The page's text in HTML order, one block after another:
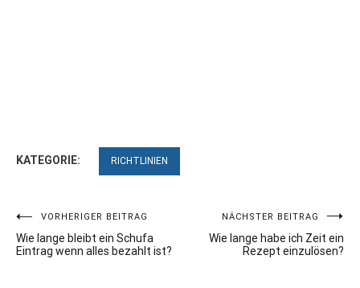
KATEGORIE: RICHTLINIEN
Beitragsnavigation
VORHERIGER BEITRAG
Wie lange bleibt ein Schufa
Eintrag wenn alles bezahlt ist?
NÄCHSTER BEITRAG
Wie lange habe ich Zeit ein
Rezept einzulösen?